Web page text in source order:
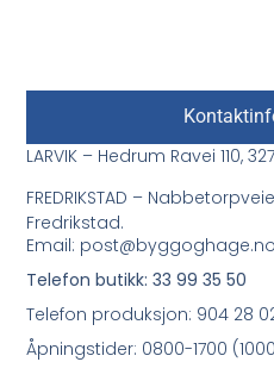
LARVIK – Hedrum Ravei 110,
FREDRIKSTAD –
Fredrikstad.
Email: post@byggoghage.no
Telefon butikk: 33 99 35 50
Telefon produksjon: 904 28
Åpningstider: 0800-1700